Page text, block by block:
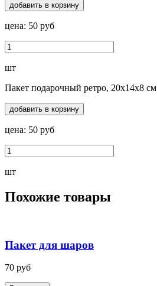
добавить в корзину
цена: 50 руб
шт
Пакет подарочный ретро, 20х14х8 см
добавить в корзину
цена: 50 руб
шт
Похожие товары
Пакет для шаров
70 руб